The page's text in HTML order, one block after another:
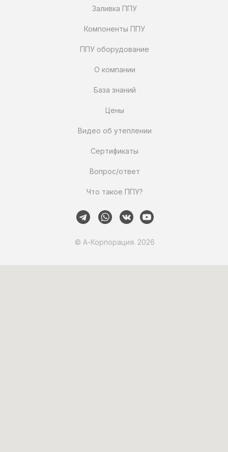
Что такое ППУ?
Вопрос/ответ
Сертификаты
Компоненты ППУ
Заливка ППУ
Видео об утеплении
ППУ оборудование
О компании
База знаний
Цены
© А-Корпорация. 2026